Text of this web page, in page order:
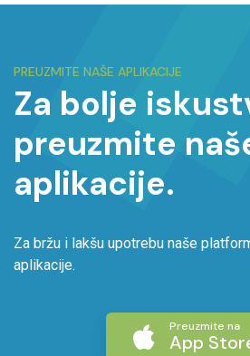
PREUZMITE NAŠE APLIKACIJE
Za bolje
preuzmite
aplikacije.
Za bržu i lakšu upotrebu naše
aplikacije.
Preuzmite na
App